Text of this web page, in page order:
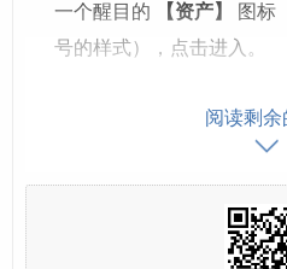
一个醒目的
【资产】
图标
号的样式），点击进入。
览，在页面顶部或显著位
进入钱包后,您会看到一个清晰
阅读剩余